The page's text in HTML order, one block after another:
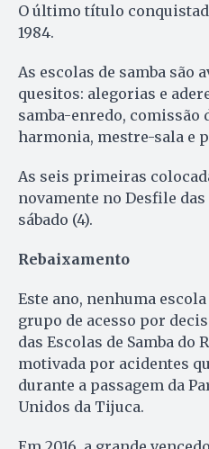
O último título
1984.
As escolas de samba são
quesitos: alegorias e
samba-enredo, comissão
harmonia, mestre-sala e
As seis primeiras
novamente no Desfile
sábado (4).
Rebaixamento
Este ano, nenhuma
grupo de acesso por
das Escolas de Samba do
motivada por acidentes
durante a passagem da
Unidos da Tijuca.